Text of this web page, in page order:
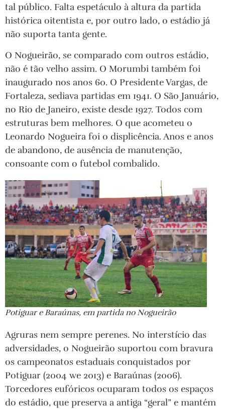
tal público. Falta espetáculo à altura da partida
histórica oitentista e, por outro lado, o estádio já
não suporta tanta gente.
O Nogueirão, se comparado com outros estádio,
não é tão velho assim. O Morumbi também foi
inaugurado nos anos 60. O Presidente Vargas, de
Fortaleza, sediava partidas em 1941. O São Januário,
no Rio de Janeiro, existe desde 1927. Todos com
estruturas bem melhores. O que acometeu o
Leonardo Nogueira foi o displicência. Anos e anos
de abandono, de ausência de manutenção,
consoante com o futebol combalido.
Potiguar e Baraúnas, em partida no Nogueirão
Agruras nem sempre perenes. No interstício das
adversidades, o Nogueirão suportou com bravura
os campeonatos estaduais conquistados por
Potiguar (2004 we 2013) e Baraúnas (2006).
Torcedores eufóricos ocuparam todos os espaços
do estádio, que preserva a antiga “geral” e mantém